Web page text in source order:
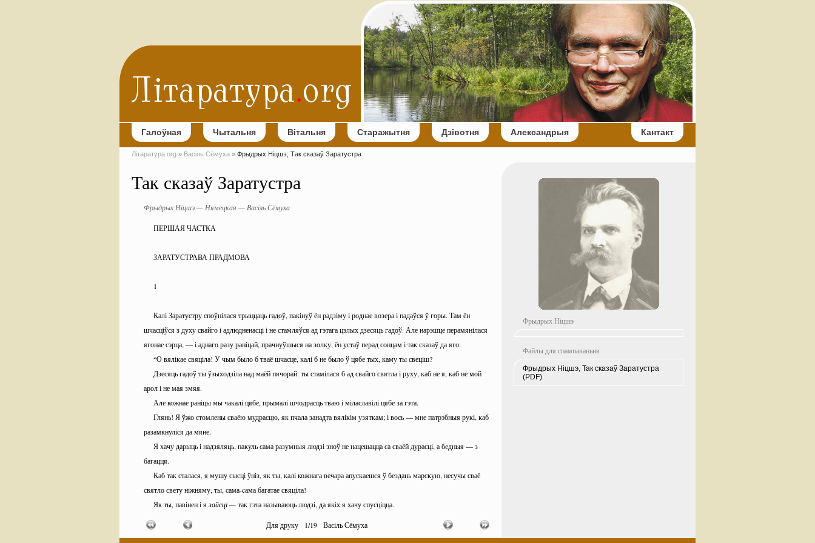
Галоўная Чытальня Вітальня Старажытня Дзівотня Александрыя Кантакт
Літаратура.org » Васіль Сёмуха » Фрыдрых Ніцшэ, Так сказаў Заратустра
Так сказаў Заратустра
Фрыдрых Ніцшэ — Нямецкая — Васіль Сёмуха
ПЕРШАЯ ЧАСТКА
ЗАРАТУСТРАВА ПРАДМОВА
1
Калі Заратустру споўнілася трыццаць гадоў, пакінуў ён радзіму і роднае возера і падаўся ў горы. Там ён
шчасціўся з духу свайго і адлюдненасці і не стамляўся ад гэтага цэлых дзесяць гадоў. Але нарэшце перамянілася
ягонае сэрца, — і аднаго разу раніцай, прачнуўшыся на золку, ён устаў перад сонцам і так сказаў да яго:
“О вялікае свяціла! У чым было б тваё шчасце, калі б не было ў цябе тых, каму ты свеціш?
Дзесяць гадоў ты ўзыходзіла над маёй пячорай: ты стамілася б ад свайго святла і руху, каб не я, каб не мой
арол і не мая змяя.
Але кожнае раніцы мы чакалі цябе, прымалі шчодрасць тваю і мілаславілі цябе за гэта.
Глянь! Я ўжо стомлены сваёю мудрасцю, як пчала занадта вялікім узяткам; і вось — мне патрэбныя рукі, каб
разамкнуліся да мяне.
Я хачу дарыць і надзяляць, пакуль сама разумныя людзі зноў не нацешацца са сваёй дурасці, а бедныя — з
багацця.
Каб так сталася, я мушу сысці ўніз, як ты, калі кожнага вечара апускаешся ў бездань марскую, несучы сваё
святло свету ніжняму, ты, сама-cама багатае свяціла!
Як ты, павінен і язайсці —так гэта называюць людзі, да якіх я хачу спусціцца.
Дык жа ўмілаславі мяне, о спакойнае вока, якое непажадліва ўмее глядзець на сама-сама вялікае шчасце!
Для друку 1/19 Васіль Сёмуха
Фрыдрых Ніцшэ
Файлы для спампаваньня
Фрыдрых Ніцшэ, Так сказаў Заратустра
(PDF)